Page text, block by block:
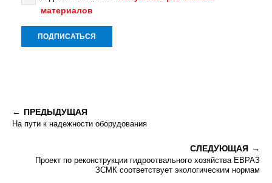
материалов
ПРЕДЫДУЩАЯ
На пути к надежности оборудования
СЛЕДУЮЩАЯ
Проект по реконструкции гидроотвального хозяйства ЕВРАЗ
ЗСМК соответствует экологическим нормам